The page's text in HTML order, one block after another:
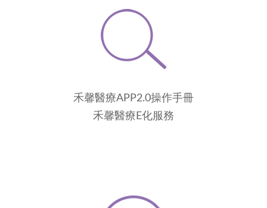
禾馨醫療APP2.0操作手冊
禾馨醫療E化服務